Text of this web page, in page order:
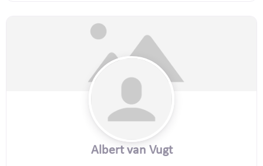
Albert van Vugt